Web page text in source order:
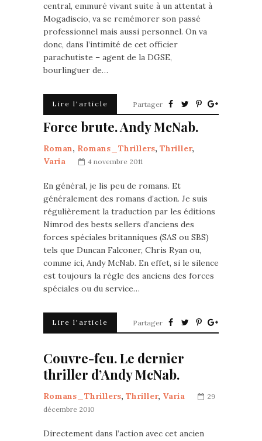
central, emmuré vivant suite à un attentat à
Mogadiscio, va se remémorer son passé
professionnel mais aussi personnel. On va
donc, dans l’intimité de cet officier
parachutiste – agent de la DGSE,
bourlinguer de…
Lire l'article Partager
Force brute. Andy McNab.
Roman, Romans_Thrillers, Thriller,
Varia
4 novembre 2011
En général, je lis peu de romans. Et
généralement des romans d’action. Je suis
régulièrement la traduction par les éditions
Nimrod des bests sellers d’anciens des
forces spéciales britanniques (SAS ou SBS)
tels que Duncan Falconer, Chris Ryan ou,
comme ici, Andy McNab. En effet, si le silence
est toujours la règle des anciens des forces
spéciales ou du service…
Lire l'article Partager
Couvre-feu. Le dernier
thriller d’Andy McNab.
Romans_Thrillers, Thriller, Varia
29
décembre 2010
Directement dans l’action avec cet ancien